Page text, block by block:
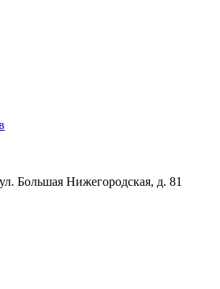
Большая Нижегородская, д. 81